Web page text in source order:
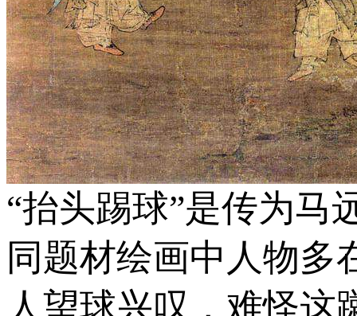
“抬头踢球”是传为马
同题材绘画中人物多
人望球兴叹，难怪这